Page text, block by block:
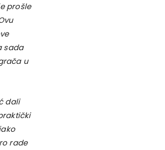
prošle
sada
u
dali
rade